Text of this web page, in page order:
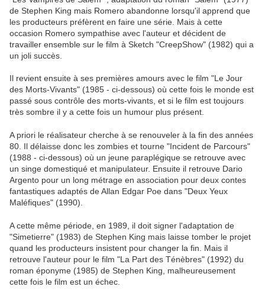
de Stephen King mais Romero abandonne lorsqu'il apprend que
les producteurs préfèrent en faire une série. Mais à cette
occasion Romero sympathise avec l'auteur et décident de
travailler ensemble sur le film à Sketch "CreepShow" (1982) qui a
un joli succès.
Il revient ensuite à ses premières amours avec le film "Le Jour
des Morts-Vivants" (1985 - ci-dessous) où cette fois le monde est
passé sous contrôle des morts-vivants, et si le film est toujours
très sombre il y a cette fois un humour plus présent.
A priori le réalisateur cherche à se renouveler à la fin des années
80. Il délaisse donc les zombies et tourne "Incident de Parcours"
(1988 - ci-dessous) où un jeune paraplégique se retrouve avec
un singe domestiqué et manipulateur. Ensuite il retrouve Dario
Argento pour un long métrage en association pour deux contes
fantastiques adaptés de Allan Edgar Poe dans "Deux Yeux
Maléfiques" (1990).
A cette même période, en 1989, il doit signer l'adaptation de
"Simetierre" (1983) de Stephen King mais laisse tomber le projet
quand les producteurs insistent pour changer la fin. Mais il
retrouve l'auteur pour le film "La Part des Ténèbres" (1992) du
roman éponyme (1985) de Stephen King, malheureusement
cette fois le film est un échec.